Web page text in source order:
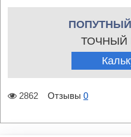
ТОЧНЫЙ
2862 Отзывы 0